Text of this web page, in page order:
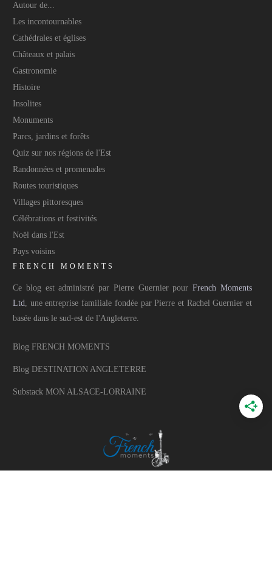
Autour de...
Les incontournables
Cathédrales et églises
Châteaux et palais
Gastronomie
Histoire
Insolites
Monuments
Parcs, jardins et forêts
Quiz sur nos régions de l'Est
Randonnées et promenades
Routes touristiques
Villages pittoresques
Célébrations et festivités
Noël dans l'Est
Pays voisins
FRENCH MOMENTS
Ce blog est administré par Pierre Guernier pourFrench Moments
Ltd, une entreprise familiale fondée par Pierre et Rachel Guernier et
basée dans le sud-est de l'Angleterre.
Blog FRENCH MOMENTS
Blog DESTINATION ANGLETERRE
Substack MON ALSACE-LORRAINE